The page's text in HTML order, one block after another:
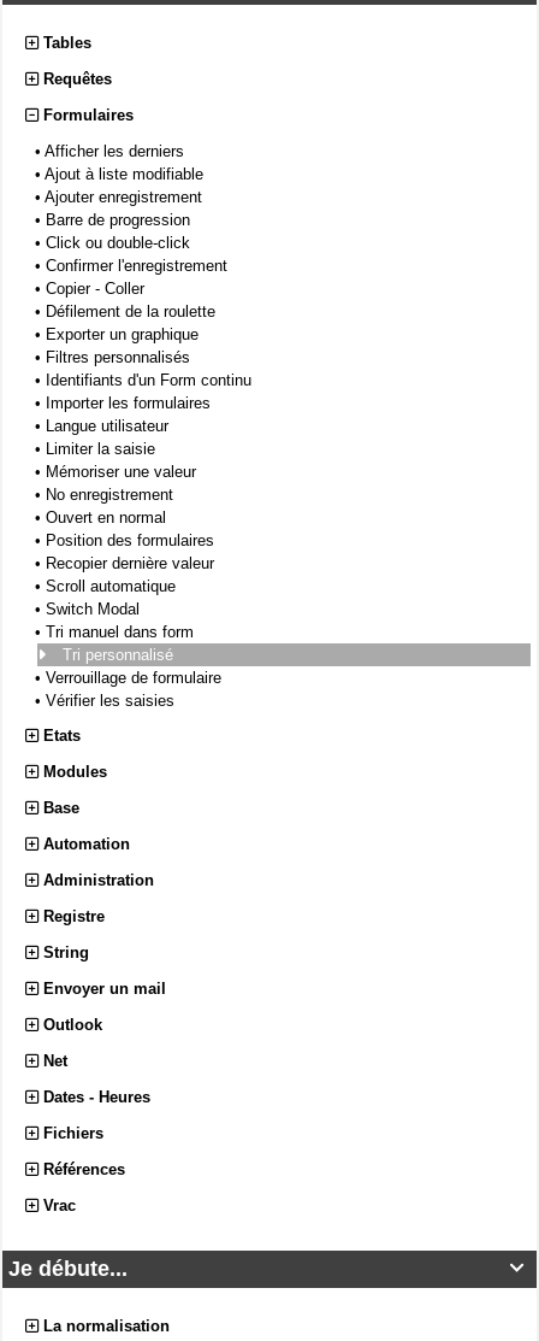
Tables
Requêtes
Formulaires
• Afficher les derniers
• Ajout à liste modifiable
• Ajouter enregistrement
• Barre de progression
• Click ou double-click
• Confirmer l'enregistrement
• Copier - Coller
• Défilement de la roulette
• Exporter un graphique
• Filtres personnalisés
• Identifiants d'un Form continu
• Importer les formulaires
• Langue utilisateur
• Limiter la saisie
• Mémoriser une valeur
• No enregistrement
• Ouvert en normal
• Position des formulaires
• Recopier dernière valeur
• Scroll automatique
• Switch Modal
• Tri manuel dans form
Tri personnalisé
• Verrouillage de formulaire
• Vérifier les saisies
Etats
Modules
Base
Automation
Administration
Registre
String
Envoyer un mail
Outlook
Net
Dates - Heures
Fichiers
Références
Vrac

Je débute...
La normalisation